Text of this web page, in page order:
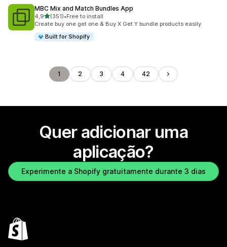
MBC Mix and Match Bundles App
4,9de 5 estrelas
(351)
351 total de avaliações
•Free to install
Create buy one get one & Buy X Get Y bundle products easily
Built for Shopify
1 2 3 4 42
Quer adicionar uma
aplicação?
Experimente a Shopify gratuitamente durante 3 dias